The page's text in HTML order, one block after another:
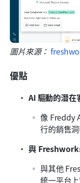
圖片來源：
優點
AI 驅動的潛在
像 Freddy
行的銷售
與
與其他
統一平台